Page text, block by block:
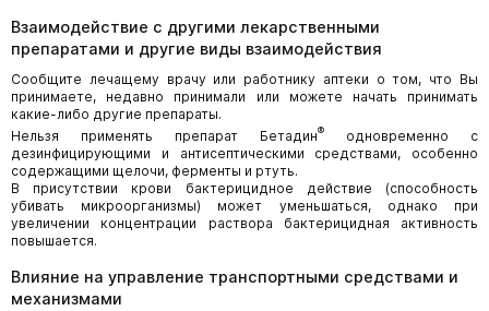
Взаимодействие с другими лекарственными
препаратами и другие виды взаимодействия
Сообщите лечащему врачу или работнику аптеки о том, что Вы
принимаете, недавно принимали или можете начать принимать
какие-либо другие препараты.
Нельзя применять препарат Бетадин®
одновременно с
дезинфицирующими и антисептическими средствами, особенно
содержащими щелочи, ферменты и ртуть.
В присутствии крови бактерицидное действие (способность
убивать микроорганизмы) может уменьшаться, однако при
увеличении концентрации раствора бактерицидная активность
повышается.
Влияние на управление транспортными средствами и
механизмами